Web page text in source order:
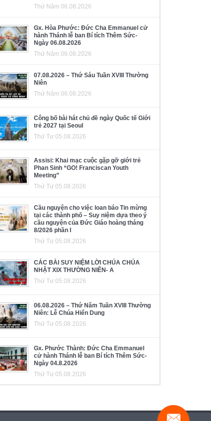
Thứ Năm 06.08.2026
Gx. Hòa Phước: Đức Cha Emmanuel cử
hành Thánh lễ ban Bí tích Thêm Sức-
Ngày 06.08.2026
Thứ Năm 06.08.2026
07.08.2026 – Thứ Sáu Tuần XVIII Thường
Niên
Thứ Năm 06.08.2026
Công bố bài hát chủ đề ngày Quốc tế Giới
trẻ 2027 tại Seoul
Thứ Tư 05.08.2026
Assisi: Khai mạc cuộc gặp gỡ giới trẻ
Phan Sinh “GO! Franciscan Youth
Meeting”
Thứ Tư 05.08.2026
Cầu nguyện cho việc loan báo Tin mừng
tại các thành phố – Suy niệm dựa theo ý
cầu nguyện của Đức Giáo hoàng tháng
8/2026 phần I
Thứ Tư 05.08.2026
CÁC BÀI SUY NIỆM LỜI CHÚA CHÚA
NHẬT XIX THƯỜNG NIÊN- A
Thứ Tư 05.08.2026
06.08.2026 – Thứ Năm Tuần XVIII Thường
Niên: Lễ Chúa Hiển Dung
Thứ Tư 05.08.2026
Gx. Phước Thành: Đức Cha Emmanuel
cử hành Thánh lễ ban Bí tích Thêm Sức-
Ngày 04.8.2026
Thứ Tư 05.08.2026